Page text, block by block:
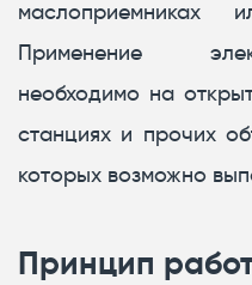
маслоприемниках
Применение
необходимо на
станциях и прочих
которых возможно
Принцип